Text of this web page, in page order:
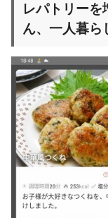
レパトリーを
ん、一人暮ら